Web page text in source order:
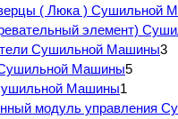
( Люка ) Сушильной
элемент)
Сушильной Машины3
Машины5
Машины1
модуль управления